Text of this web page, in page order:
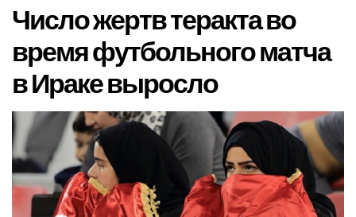
Число жертв теракта во
время футбольного матча
в Ираке выросло